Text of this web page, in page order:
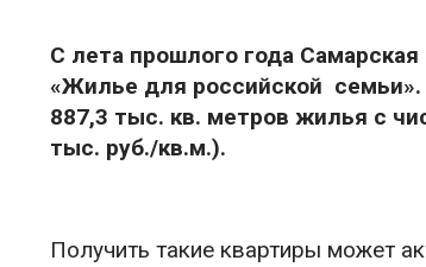
С лета прошлого года
«Жилье для российской
887,3 тыс. кв. метров жилья с
тыс. руб./кв.м.).
Получить такие квартиры может